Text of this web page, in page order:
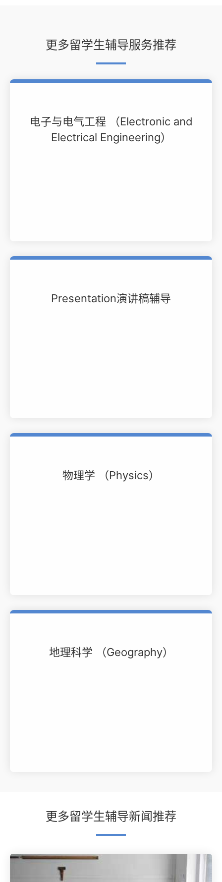
更多留学生辅导服务推荐
电子与电气工程 （Electronic and
Electrical Engineering）
Presentation演讲稿辅导
物理学 （Physics）
地理科学 （Geography）
更多留学生辅导新闻推荐